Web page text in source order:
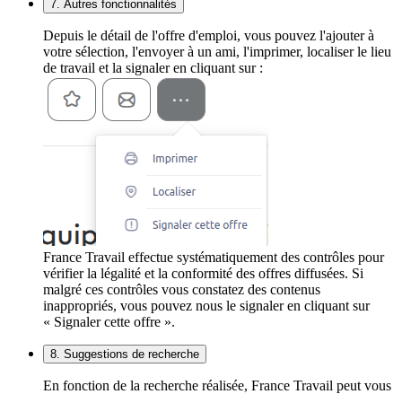
7. Autres fonctionnalités
Depuis le détail de l'offre d'emploi, vous pouvez l'ajouter à
votre sélection, l'envoyer à un ami, l'imprimer, localiser le lieu
de travail et la signaler en cliquant sur :
France Travail effectue systématiquement des contrôles pour
vérifier la légalité et la conformité des offres diffusées. Si
malgré ces contrôles vous constatez des contenus
inappropriés, vous pouvez nous le signaler en cliquant sur
« Signaler cette offre ».
8. Suggestions de recherche
En fonction de la recherche réalisée, France Travail peut vous